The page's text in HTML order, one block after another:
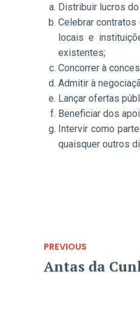
Distribuir lucros
Celebrar
locais e
existentes;
Concorrer à
Admitir à
Lançar ofertas
Beneficiar dos
Intervir como
quaisquer outros
PREVIOUS
Antas da